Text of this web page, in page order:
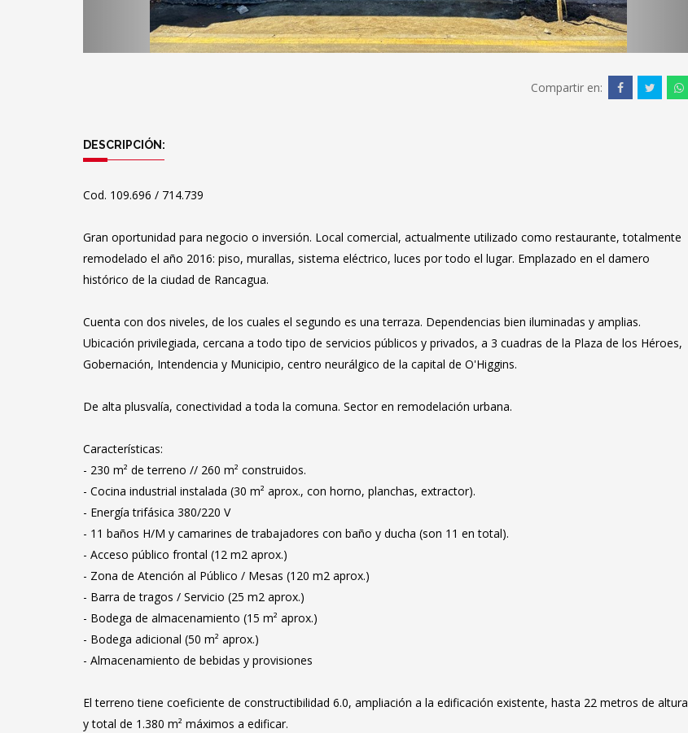
Compartir en:
DESCRIPCIÓN:
Cod. 109.696 / 714.739
Gran oportunidad para negocio o inversión. Local comercial, actualmente utilizado como restaurante, totalmente
remodelado el año 2016: piso, murallas, sistema eléctrico, luces por todo el lugar. Emplazado en el damero
histórico de la ciudad de Rancagua.
Cuenta con dos niveles, de los cuales el segundo es una terraza. Dependencias bien iluminadas y amplias.
Ubicación privilegiada, cercana a todo tipo de servicios públicos y privados, a 3 cuadras de la Plaza de los Héroes,
Gobernación, Intendencia y Municipio, centro neurálgico de la capital de O'Higgins.
De alta plusvalía, conectividad a toda la comuna. Sector en remodelación urbana.
Características:
- 230 m² de terreno // 260 m² construidos.
- Cocina industrial instalada (30 m² aprox., con horno, planchas, extractor).
- Energía trifásica 380/220 V
- 11 baños H/M y camarines de trabajadores con baño y ducha (son 11 en total).
- Acceso público frontal (12 m2 aprox.)
- Zona de Atención al Público / Mesas (120 m2 aprox.)
- Barra de tragos / Servicio (25 m2 aprox.)
- Bodega de almacenamiento (15 m² aprox.)
- Bodega adicional (50 m² aprox.)
- Almacenamiento de bebidas y provisiones
El terreno tiene coeficiente de constructibilidad 6.0, ampliación a la edificación existente, hasta 22 metros de altura
y total de 1.380 m² máximos a edificar.